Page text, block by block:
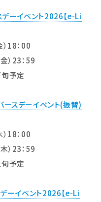
ーイベント2026【e-Li
18：00
）23：59
予定
スデーイベント(振替)
18：00
）23：59
予定
ーイベント2026【e-Li